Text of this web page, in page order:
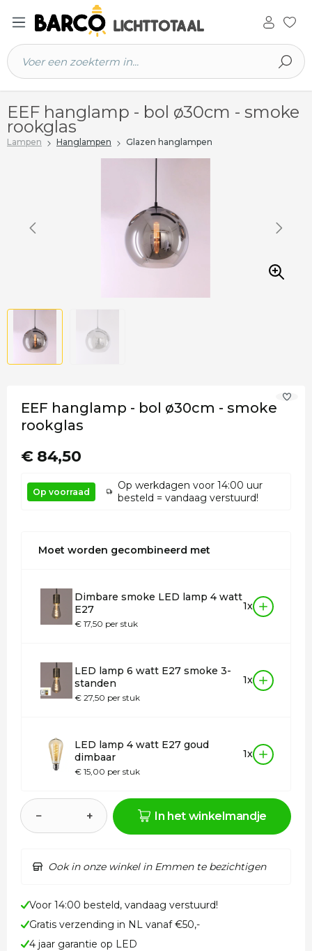
hoofdinhoud
EEF hanglamp - bol ø30cm - smoke
rookglas
Lampen Hanglampen Glazen hanglampen
EEF hanglamp - bol ø30cm - smoke
rookglas
€ 84,50
Op voorraad
Op werkdagen voor 14:00 uur
besteld = vandaag verstuurd!
Moet worden gecombineerd met
Dimbare smoke LED lamp 4 watt
E27
€ 17,50 per stuk
1x
LED lamp 6 watt E27 smoke 3-
standen
€ 27,50 per stuk
1x
LED lamp 4 watt E27 goud
dimbaar
€ 15,00 per stuk
1x
− + In het winkelmandje
Ook in onze winkel in Emmen te bezichtigen
Voor 14:00 besteld, vandaag verstuurd!
Gratis verzending in NL vanaf €50,-
4 jaar garantie op LED